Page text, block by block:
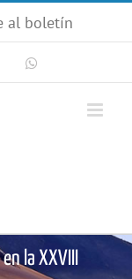
al boletín
la XXVIII